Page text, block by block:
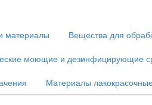
материалы Вещества для
моющие и дезинфицирующие
Материалы